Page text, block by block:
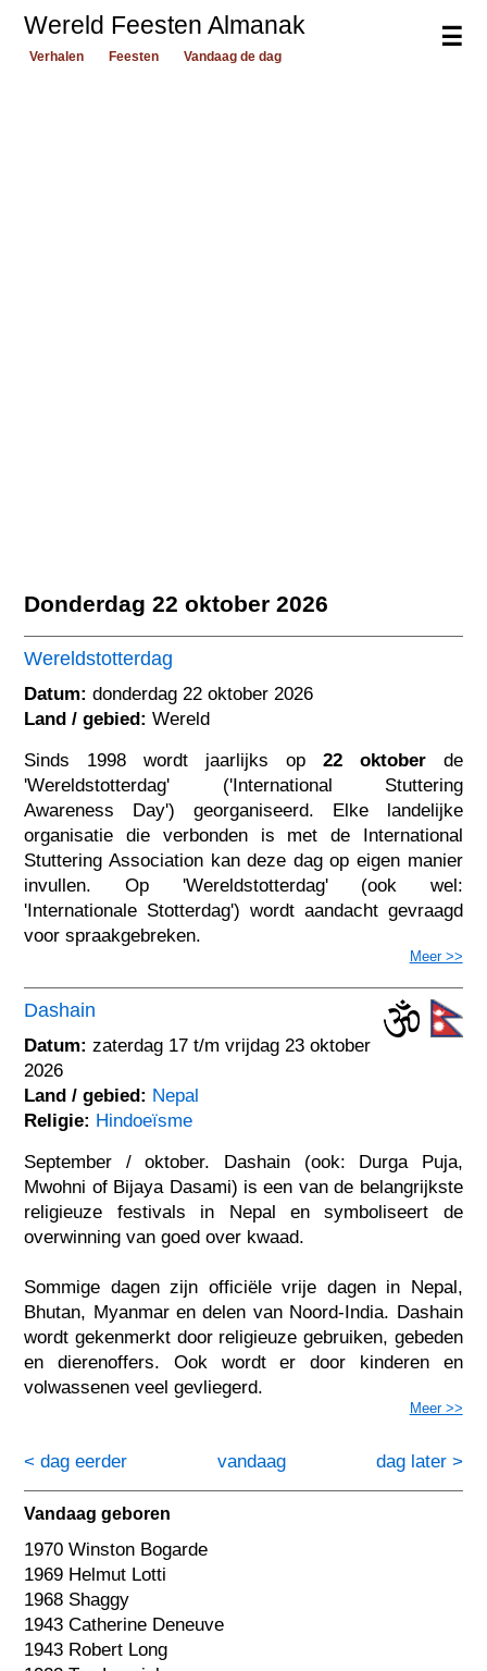
☰
Wereld Feesten Almanak
Verhalen Feesten Vandaag de dag
Donderdag 22 oktober 2026
Wereldstotterdag
Datum: donderdag 22 oktober 2026
Land / gebied: Wereld
Sinds 1998 wordt jaarlijks op 22 oktoberde
'Wereldstotterdag' ('International Stuttering
Awareness Day') georganiseerd. Elke landelijke
organisatie die verbonden is met de International
Stuttering Association kan deze dag op eigen manier
invullen. Op 'Wereldstotterdag' (ook wel:
'Internationale Stotterdag') wordt aandacht gevraagd
voor spraakgebreken.
Meer >>
Dashain
Datum: zaterdag 17 t/m vrijdag 23 oktober
2026
Land / gebied: Nepal
Religie: Hindoeïsme
September / oktober. Dashain (ook: Durga Puja,
Mwohni of Bijaya Dasami) is een van de belangrijkste
religieuze festivals in Nepal en symboliseert de
overwinning van goed over kwaad.
Sommige dagen zijn officiële vrije dagen in Nepal,
Bhutan, Myanmar en delen van Noord-India. Dashain
wordt gekenmerkt door religieuze gebruiken, gebeden
en dierenoffers. Ook wordt er door kinderen en
volwassenen veel gevliegerd.
Meer >>
< dag eerder dag later >
vandaag
Vandaag geboren
1970 Winston Bogarde
1969 Helmut Lotti
1968 Shaggy
1943 Catherine Deneuve
1943 Robert Long